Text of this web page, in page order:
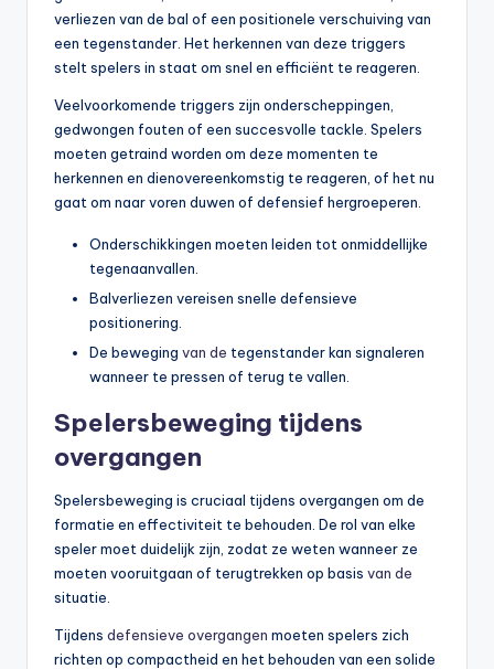
verliezen van de bal of een positionele verschuiving van
een tegenstander. Het herkennen van deze triggers
stelt spelers in staat om snel en efficiënt te reageren.
Veelvoorkomende triggers zijn onderscheppingen,
gedwongen fouten of een succesvolle tackle. Spelers
moeten getraind worden om deze momenten te
herkennen en dienovereenkomstig te reageren, of het nu
gaat om naar voren duwen of defensief hergroeperen.
Onderschikkingen moeten leiden tot onmiddellijke
tegenaanvallen.
Balverliezen vereisen snelle defensieve
positionering.
De beweging van de tegenstander kan signaleren
wanneer te pressen of terug te vallen.
Spelersbeweging tijdens
overgangen
Spelersbeweging is cruciaal tijdens overgangen om de
formatie en effectiviteit te behouden. De rol van elke
speler moet duidelijk zijn, zodat ze weten wanneer ze
moeten vooruitgaan of terugtrekken op basis van de
situatie.
Tijdens defensieve overgangen moeten spelers zich
richten op compactheid en het behouden van een solide